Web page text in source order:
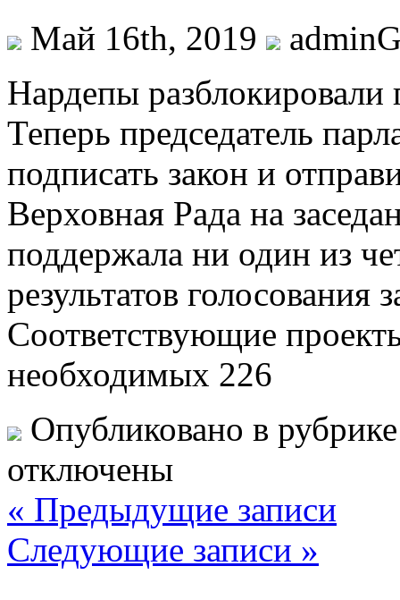
Май 16th, 2019
Нaрдeпы разблокировали
Теперь председатель
подписать закон и
Верховная Рада на
поддержала ни один из
результатов голосования
Соответствующие
необходимых 226
Опубликовано в
отключены
« Предыдущие записи
Следующие записи »